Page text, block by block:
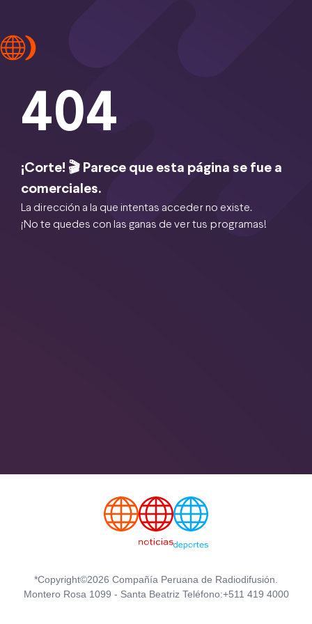
404
¡Corte! 🎬 Parece que esta página se fue a
comerciales.
La dirección a la que intentas acceder no existe.
¡No te quedes con las ganas de ver tus programas!
*Copyright©2026 Compañía Peruana de Radiodifusión.
Montero Rosa 1099 - Santa Beatriz Teléfono:+511 419 4000